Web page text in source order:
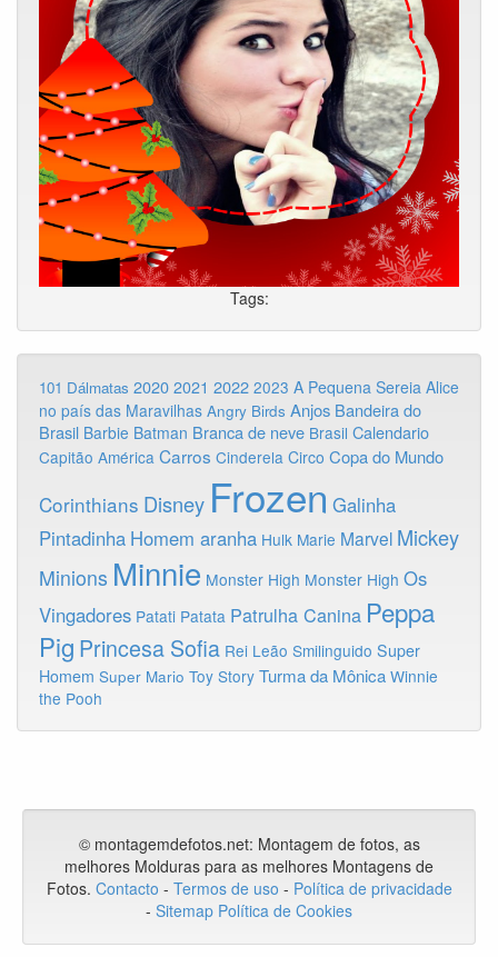
Tags:
101 Dálmatas 2020 2021 2022 2023 A Pequena Sereia Alice
no país das Maravilhas Angry Birds Anjos Bandeira do
Brasil Barbie Batman Branca de neve Brasil Calendario
Capitão América Carros Cinderela Circo Copa do Mundo
Corinthians Disney Frozen Galinha
Pintadinha Homem aranha Hulk Marie Marvel Mickey
Minions Minnie Monster High Monster High Os
Vingadores Patati Patata Patrulha Canina Peppa
Pig Princesa Sofia Rei Leão Smilinguido Super
Homem Super Mario Toy Story Turma da Mônica Winnie
the Pooh
© montagemdefotos.net: Montagem de fotos, as
melhores Molduras para as melhores Montagens de
Fotos. Contacto - Termos de uso - Política de privacidade
- Sitemap Política de Cookies